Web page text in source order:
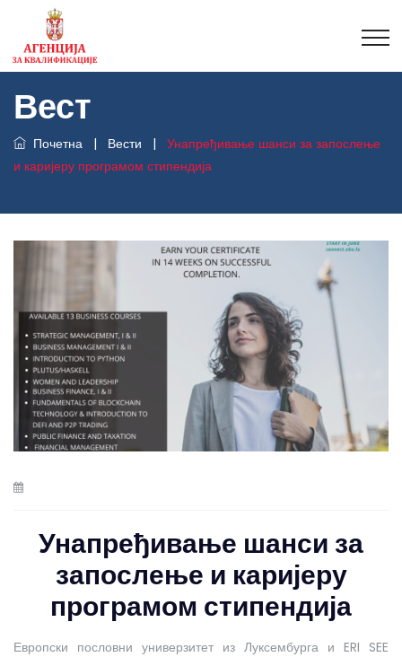
Вест
Почетна | Вести |
Унапређивање шанси за запослење
и каријеру програмом стипендија
Унапређивање шанси за
запослење и каријеру
програмом стипендија
Европски пословни универзитет из Луксембурга и ERI SEE